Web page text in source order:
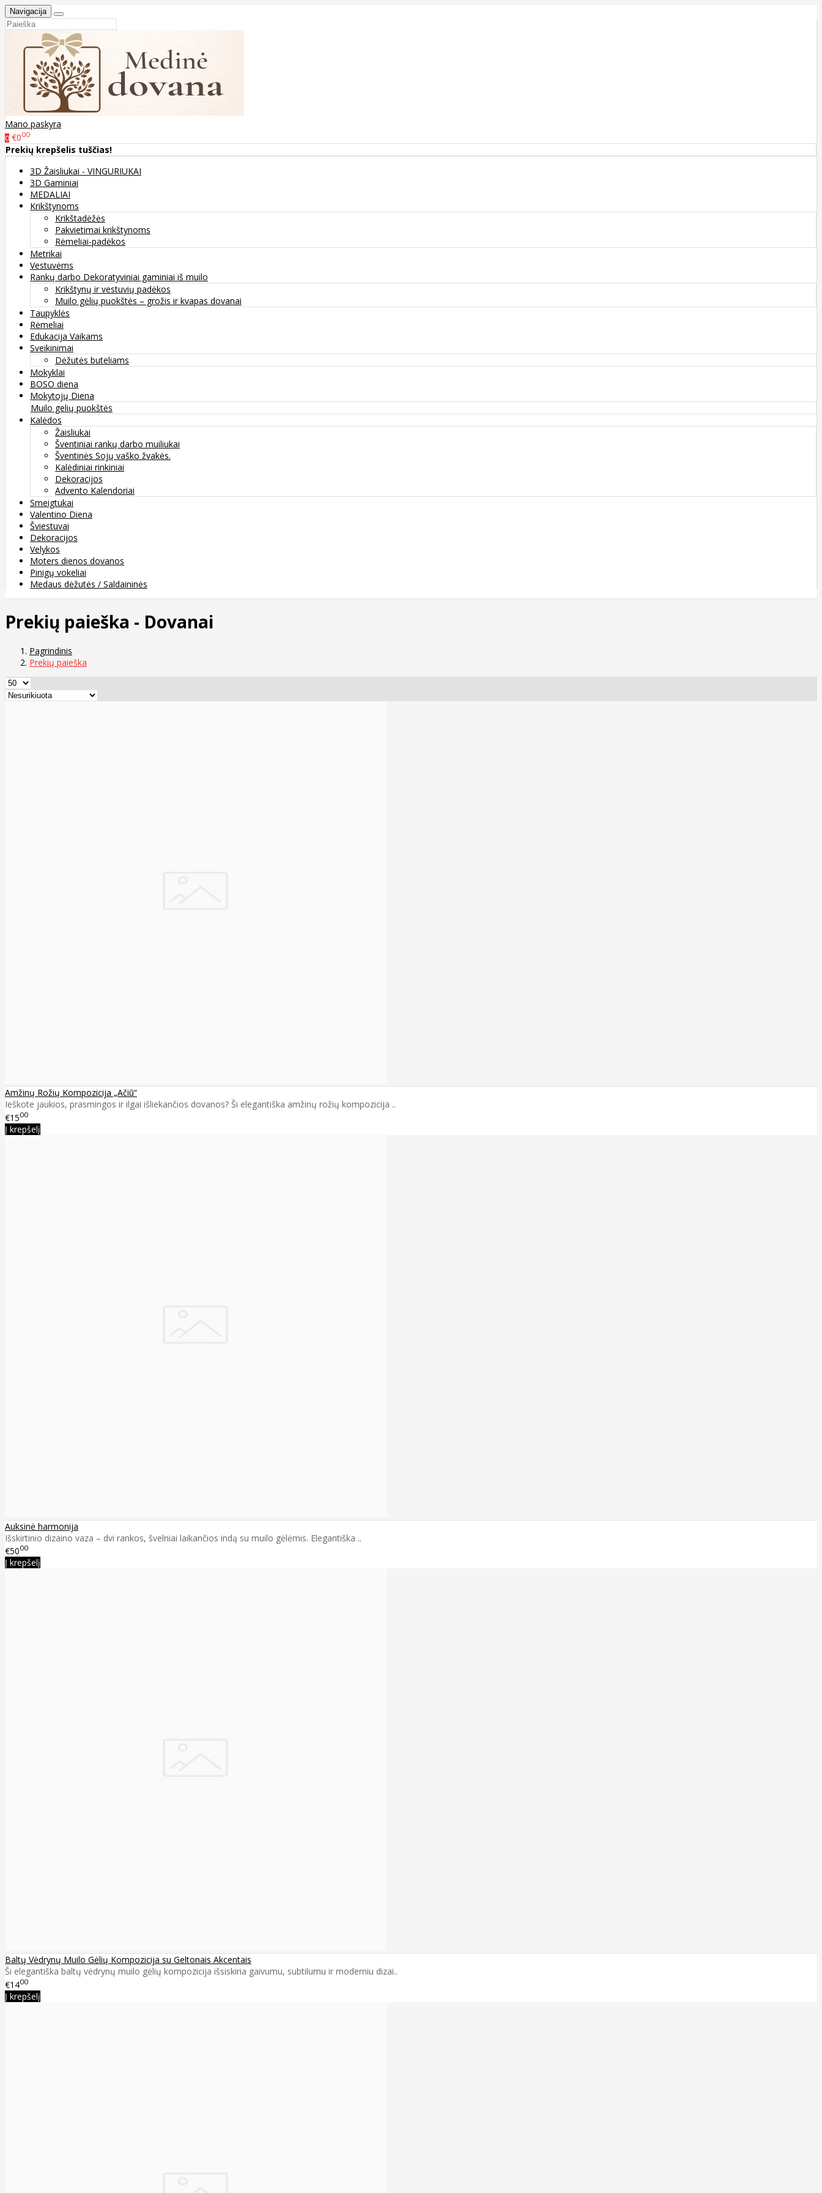
Navigacija
Mano paskyra
0 €000
Prekių krepšelis tuščias!
3D Žaisliukai - VINGURIUKAI
3D Gaminiai
MEDALIAI
Krikštynoms
Krikštadėžės
Pakvietimai krikštynoms
Rėmeliai-padėkos
Metrikai
Vestuvėms
Rankų darbo Dekoratyviniai gaminiai iš muilo
Krikštynų ir vestuvių padėkos
Muilo gėlių puokštės – grožis ir kvapas dovanai
Taupyklės
Rėmeliai
Edukacija Vaikams
Sveikinimai
Dėžutės buteliams
Mokyklai
BOSO diena
Mokytojų Diena
Muilo gelių puokštės
Kalėdos
Žaisliukai
Šventiniai rankų darbo muiliukai
Šventinės Sojų vaško žvakės.
Kalėdiniai rinkiniai
Dekoracijos
Advento Kalendoriai
Smeigtukai
Valentino Diena
Šviestuvai
Dekoracijos
Velykos
Moters dienos dovanos
Pinigų vokeliai
Medaus dėžutės / Saldaininės
Prekių paieška - Dovanai
Pagrindinis
Prekių paieška
Amžinų Rožių Kompozicija „Ačiū“
Ieškote jaukios, prasmingos ir ilgai išliekančios dovanos? Ši elegantiška amžinų rožių kompozicija ..
€1500
Į krepšelį
Auksinė harmonija
Išskirtinio dizaino vaza – dvi rankos, švelniai laikančios indą su muilo gėlėmis. Elegantiška ..
€5000
Į krepšelį
Baltų Vėdrynų Muilo Gėlių Kompozicija su Geltonais Akcentais
Ši elegantiška baltų vėdrynų muilo gėlių kompozicija išsiskiria gaivumu, subtilumu ir moderniu dizai..
€1400
Į krepšelį